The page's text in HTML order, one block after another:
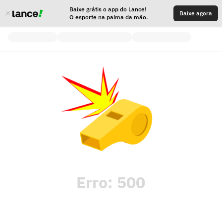
Baixe grátis o app do Lance!
O esporte na palma da mão.
Baixe agora
Erro: 500